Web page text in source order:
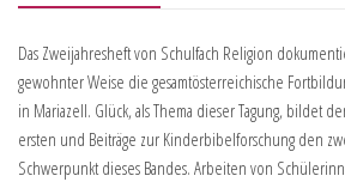
Das Zweijahresheft von Schulfach Religion
gewohnter Weise die gesamtösterreichische
in Mariazell. Glück, als Thema dieser Tagung, bildet
ersten und Beiträge zur Kinderbibelforschung den
Schwerpunkt dieses Bandes. Arbeiten von